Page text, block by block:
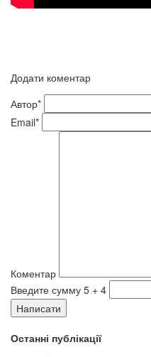
Додати коментар
Автор*
Email*
Коментар
Введите сумму 5 + 4
Написати
Останні публікації